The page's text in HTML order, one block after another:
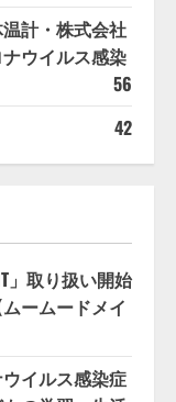
計・株式会社
ウイルス感染
56
42
」取り扱い開始
ームードメイ
イルス感染症